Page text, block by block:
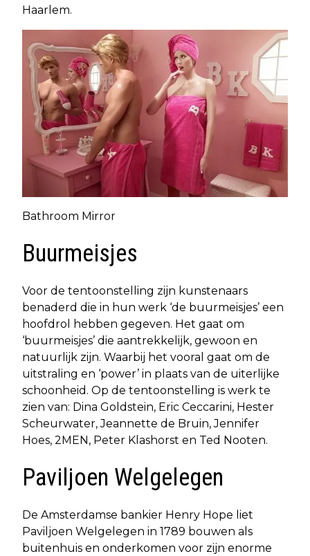
Haarlem.
Bathroom Mirror
Buurmeisjes
Voor de tentoonstelling zijn kunstenaars
benaderd die in hun werk ‘de buurmeisjes’ een
hoofdrol hebben gegeven. Het gaat om
‘buurmeisjes’ die aantrekkelijk, gewoon en
natuurlijk zijn. Waarbij het vooral gaat om de
uitstraling en ‘power’ in plaats van de uiterlijke
schoonheid. Op de tentoonstelling is werk te
zien van: Dina Goldstein, Eric Ceccarini, Hester
Scheurwater, Jeannette de Bruin, Jennifer
Hoes, 2MEN, Peter Klashorst en Ted Nooten.
Paviljoen Welgelegen
De Amsterdamse bankier Henry Hope liet
Paviljoen Welgelegen in 1789 bouwen als
buitenhuis en onderkomen voor zijn enorme